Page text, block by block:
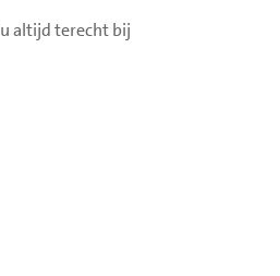
ernstigste
binnen één uur
altijd terecht bij